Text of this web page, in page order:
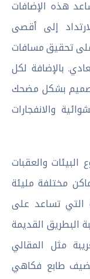
هذه الإضافات
إلى أقصى
على تحقيق مسافات
بالإضافة لكل
بشكل مضحك
والانفجارات
والعقبات
مختلفة مليئة
التي تساعد على
البطريق القديمة
مثل المقالي
يضيف طابع فكاهي